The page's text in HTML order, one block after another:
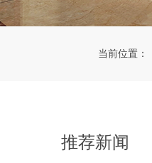
当前位置：
推荐新闻